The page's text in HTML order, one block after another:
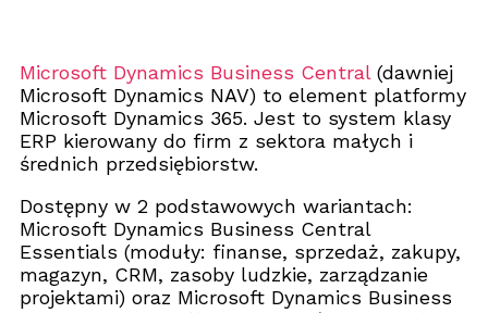
Microsoft Dynamics Business Central(dawniej
Microsoft Dynamics NAV) to element platformy
Microsoft Dynamics 365. Jest to system klasy
ERP kierowany do firm z sektora małych i
średnich przedsiębiorstw.
Dostępny w 2 podstawowych wariantach:
Microsoft Dynamics Business Central
Essentials (moduły: finanse, sprzedaż, zakupy,
magazyn, CRM, zasoby ludzkie, zarządzanie
projektami) oraz Microsoft Dynamics Business